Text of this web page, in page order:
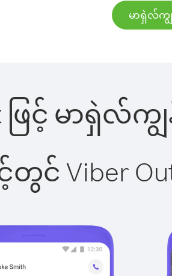
မာရှဲလ်က
ဖြင့် မာရှဲလ်
င် Viber